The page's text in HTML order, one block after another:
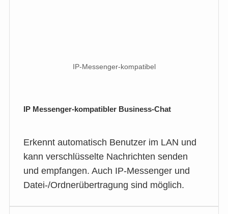
IP-Messenger-kompatibel
IP Messenger-kompatibler Business-Chat
Erkennt automatisch Benutzer im LAN und
kann verschlüsselte Nachrichten senden
und empfangen. Auch IP-Messenger und
Datei-/Ordnerübertragung sind möglich.